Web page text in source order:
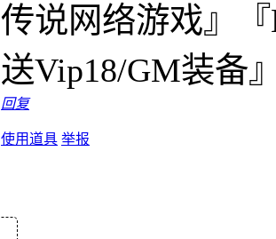
传说网络游戏』
送Vip18/GM装备
回复
使用道具 举报